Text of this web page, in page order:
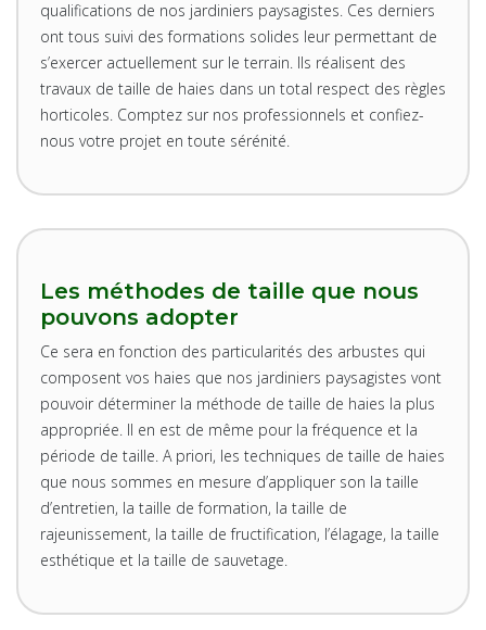
qualifications de nos jardiniers paysagistes. Ces derniers
ont tous suivi des formations solides leur permettant de
s’exercer actuellement sur le terrain. Ils réalisent des
travaux de taille de haies dans un total respect des règles
horticoles. Comptez sur nos professionnels et confiez-
nous votre projet en toute sérénité.
Les méthodes de taille que nous
pouvons adopter
Ce sera en fonction des particularités des arbustes qui
composent vos haies que nos jardiniers paysagistes vont
pouvoir déterminer la méthode de taille de haies la plus
appropriée. Il en est de même pour la fréquence et la
période de taille. A priori, les techniques de taille de haies
que nous sommes en mesure d’appliquer son la taille
d’entretien, la taille de formation, la taille de
rajeunissement, la taille de fructification, l’élagage, la taille
esthétique et la taille de sauvetage.